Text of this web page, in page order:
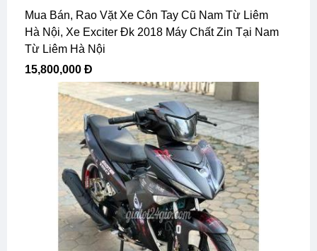
Mua Bán, Rao Vặt Xe Côn Tay Cũ Nam Từ Liêm
Hà Nội, Xe Exciter Đk 2018 Máy Chất Zin Tại Nam
Từ Liêm Hà Nội
15,800,000 Đ